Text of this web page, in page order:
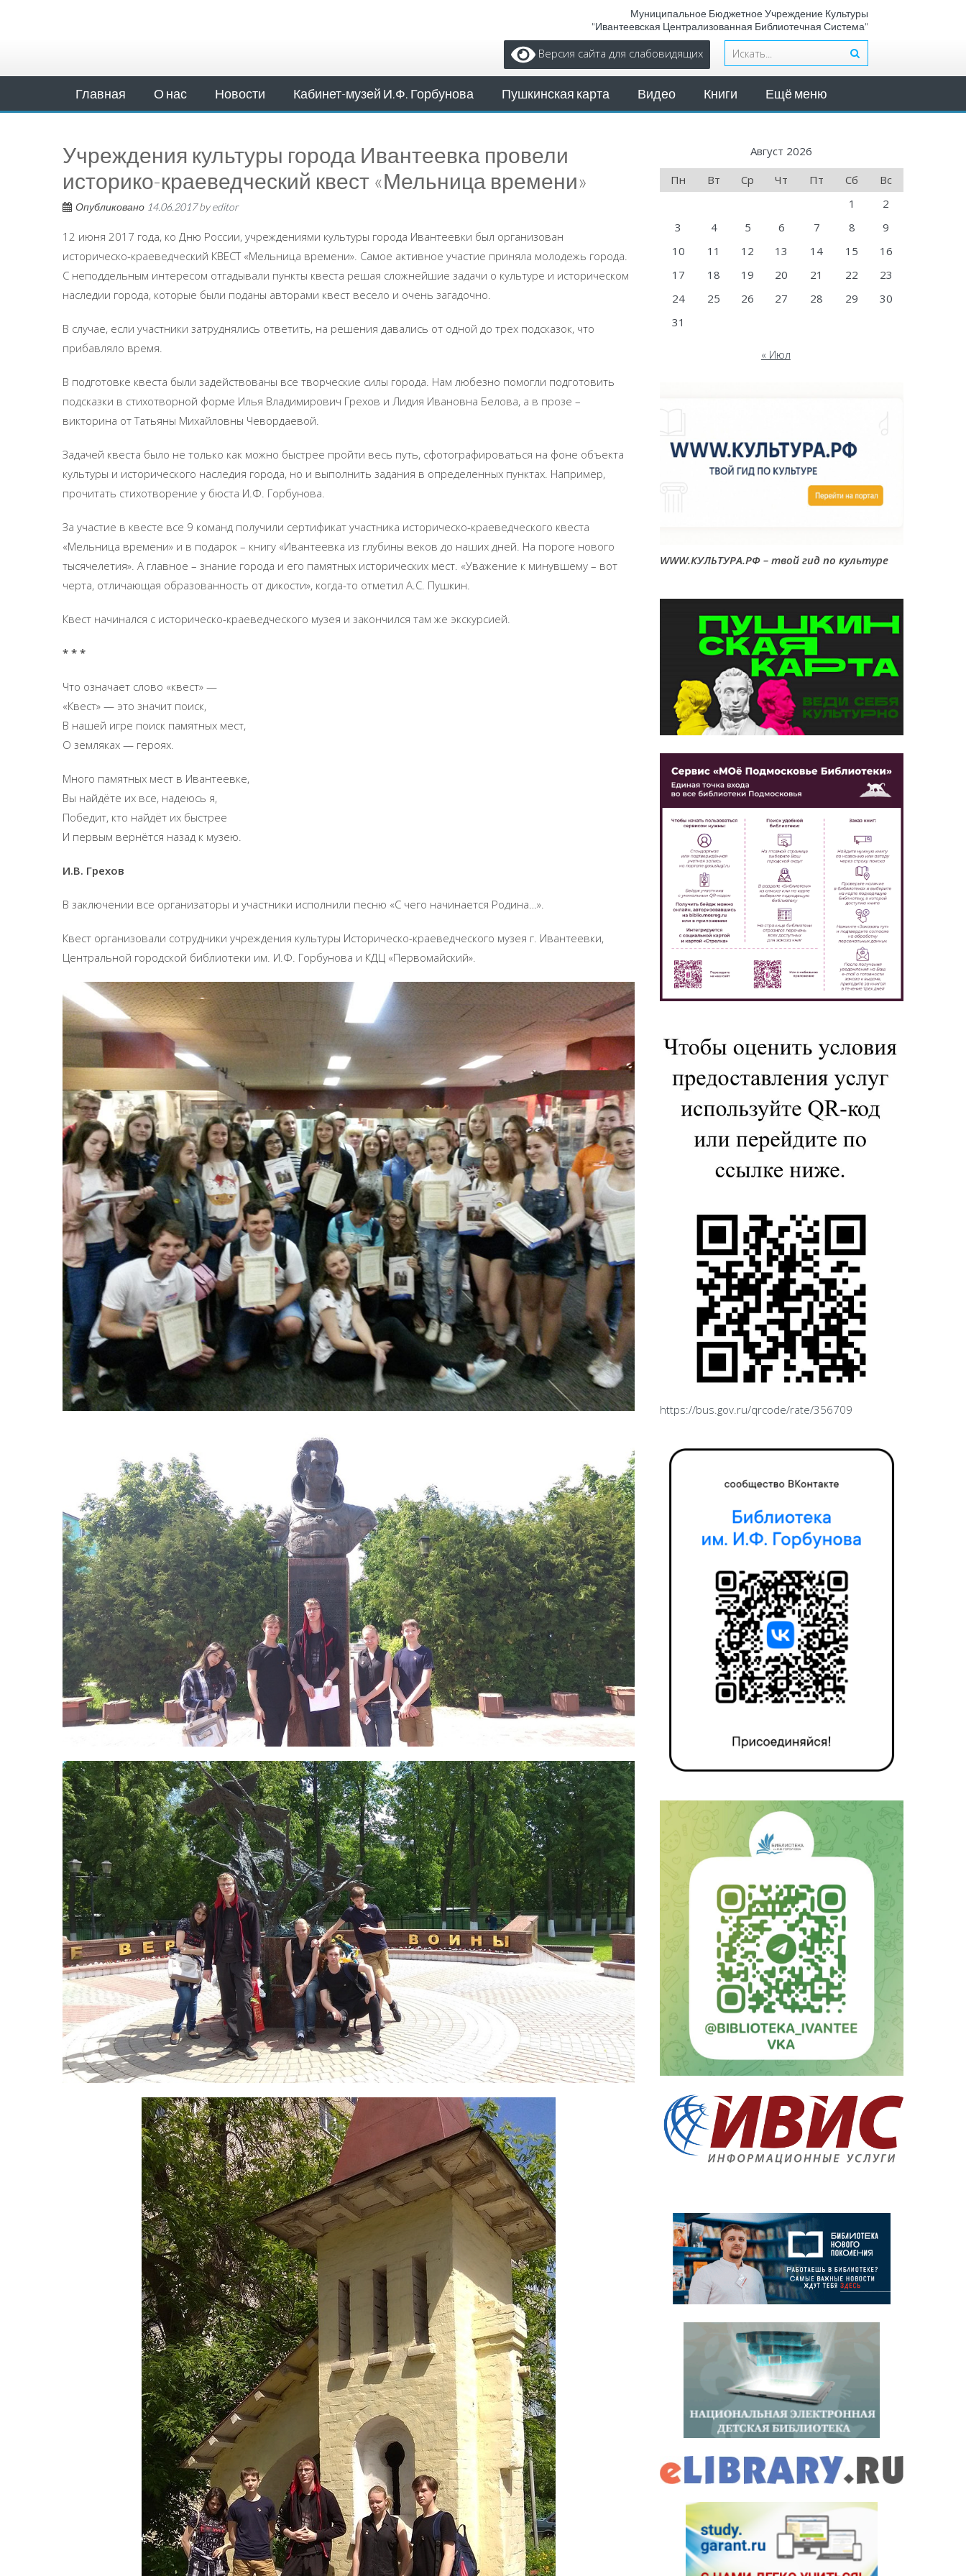
Муниципальное Бюджетное Учреждение Культуры
"Ивантеевская Централизованная Библиотечная Система"
Версия сайта для слабовидящих
Главная О нас Новости Кабинет-музей И.Ф. Горбунова Пушкинская карта Видео Книги Ещё меню
Учреждения культуры города Ивантеевка провели
историко-краеведческий квест «Мельница времени»
Опубликовано 14.06.2017byeditor
12 июня 2017 года, ко Дню России, учреждениями культуры города Ивантеевки был организован
историческо-краеведческий КВЕСТ «Мельница времени». Самое активное участие приняла молодежь города.
С неподдельным интересом отгадывали пункты квеста решая сложнейшие задачи о культуре и историческом
наследии города, которые были поданы авторами квест весело и очень загадочно.
В случае, если участники затруднялись ответить, на решения давались от одной до трех подсказок, что
прибавляло время.
В подготовке квеста были задействованы все творческие силы города. Нам любезно помогли подготовить
подсказки в стихотворной форме Илья Владимирович Грехов и Лидия Ивановна Белова, а в прозе –
викторина от Татьяны Михайловны Чевордаевой.
Задачей квеста было не только как можно быстрее пройти весь путь, сфотографироваться на фоне объекта
культуры и исторического наследия города, но и выполнить задания в определенных пунктах. Например,
прочитать стихотворение у бюста И.Ф. Горбунова.
За участие в квесте все 9 команд получили сертификат участника историческо-краеведческого квеста
«Мельница времени» и в подарок – книгу «Ивантеевка из глубины веков до наших дней. На пороге нового
тысячелетия». А главное – знание города и его памятных исторических мест. «Уважение к минувшему – вот
черта, отличающая образованность от дикости», когда-то отметил А.С. Пушкин.
Квест начинался с историческо-краеведческого музея и закончился там же экскурсией.
* * *
Что означает слово «квест» —
«Квест» — это значит поиск,
В нашей игре поиск памятных мест,
О земляках — героях.
Много памятных мест в Ивантеевке,
Вы найдёте их все, надеюсь я,
Победит, кто найдёт их быстрее
И первым вернётся назад к музею.
И.В. Грехов
В заключении все организаторы и участники исполнили песню «С чего начинается Родина…».
Квест организовали сотрудники учреждения культуры Историческо-краеведческого музея г. Ивантеевки,
Центральной городской библиотеки им. И.Ф. Горбунова и КДЦ «Первомайский».
Август 2026
Пн
Вт Ср Чт Пт Сб
Вс
1
2
3
4 5 6 7 8
9
10
11 12 13 14 15
16
17
18 19 20 21 22
23
24
25 26 27 28 29
30
31
« Июл
WWW.КУЛЬТУРА.РФ – твой гид по культуре
https://bus.gov.ru/qrcode/rate/356709